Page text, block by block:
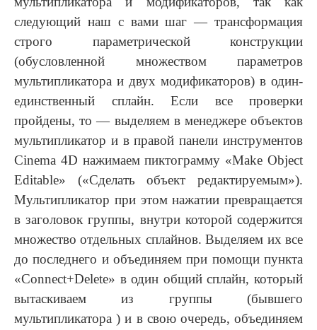
следующий наш с вами шаг — трансформация
строго параметрической конструкции
(обусловленной множеством параметров
мультипликатора и двух модификаторов) в один-
единственный сплайн. Если все проверки
пройдены, то — выделяем в менеджере объектов
мультипликатор и в правой панели инструментов
Cinema 4D нажимаем пиктограмму «Make Object
Editable» («Сделать объект редактируемым»).
Мультипликатор при этом нажатии превращается
в заголовок группы, внутри которой содержится
множество отдельных сплайнов. Выделяем их все
до последнего и объединяем при помощи пункта
«Connect+Delete» в один общий сплайн, который
вытаскиваем из группы (бывшего
мультипликатора ) и в свою очередь, объединяем